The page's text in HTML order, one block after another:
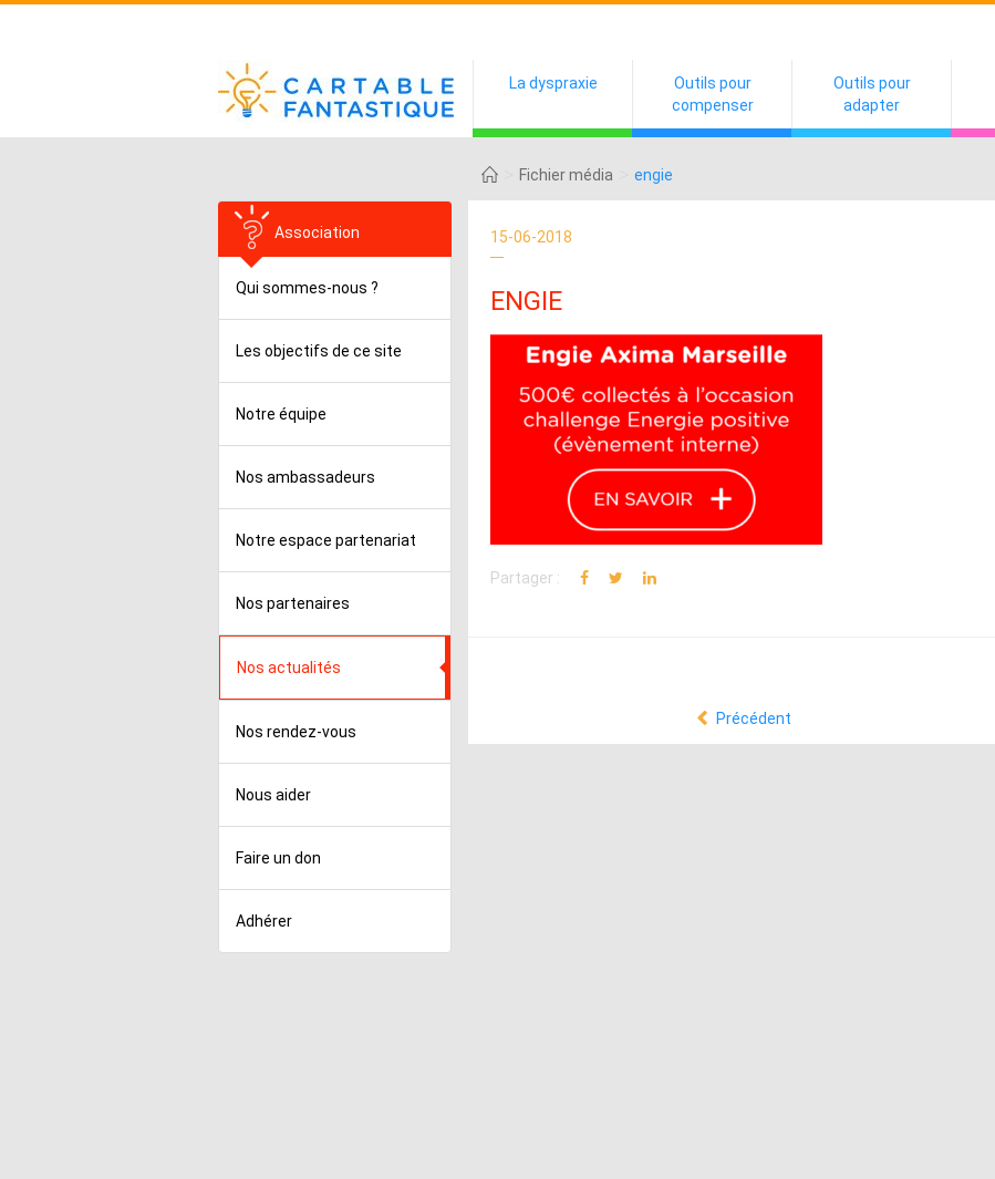
La dyspraxie
Outils pour
compenser
Outils pour
adapter
Fichier média engie
Association
Qui sommes-nous ?
Les objectifs de ce site
Notre équipe
Nos ambassadeurs
Notre espace partenariat
Nos partenaires
Nos actualités
Nos rendez-vous
Nous aider
Faire un don
Adhérer
15-06-2018
ENGIE
Partager :
Précédent